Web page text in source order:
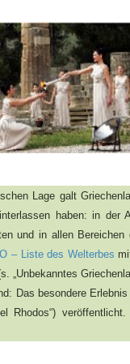
Lage galt
haben: in
und in allen
– Liste des Welterbes
„Unbekanntes
Das besondere
Rhodos“)